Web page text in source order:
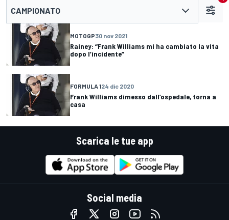
CAMPIONATO
MOTOGP30 nov 2021
Rainey: “Frank Williams mi ha cambiato la vita
dopo l’incidente”
FORMULA 124 dic 2020
Frank Williams dimesso dall’ospedale, torna a
casa
Scarica le tue app
Social media